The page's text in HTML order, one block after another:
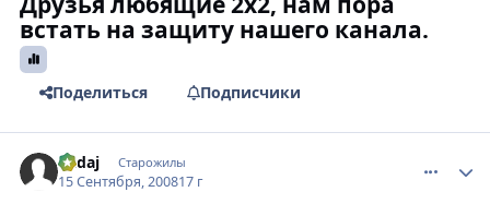
встать на защиту нашего канала.
Поделиться Подписчики
Kadaj Старожилы
15 Сентября, 200817 г